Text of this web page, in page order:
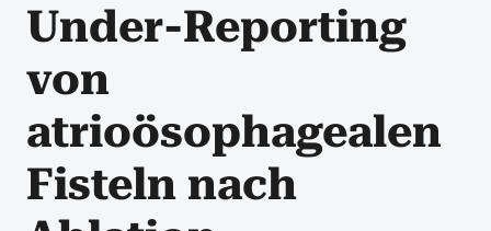
Under-Reporting
von
atrioösophagealen
Fisteln nach